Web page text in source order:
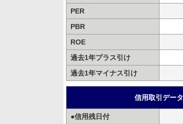
PER
PBR
ROE
過去1年プラス引け
過去1年マイナス引け
信用取引データ
●信用残日付